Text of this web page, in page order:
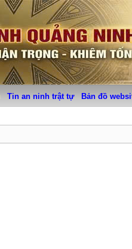
Tin an ninh trật tự Bản đồ